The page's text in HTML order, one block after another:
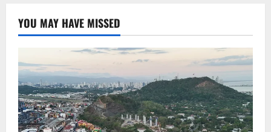
YOU MAY HAVE MISSED